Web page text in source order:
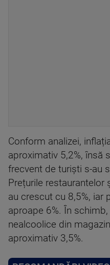
Conform analizei,
aproximativ 5,2%, însă
frecvent de turiști s-au
Prețurile
au crescut cu 8,5%, iar
aproape 6%. În
nealcoolice din
aproximativ 3,5%.